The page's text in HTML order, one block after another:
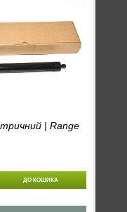
| Range
ДО КОШИКА